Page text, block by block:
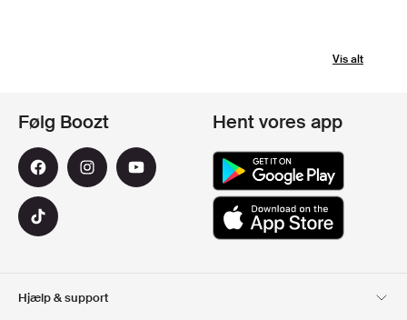
Vis alt
Hjælp & support
Følg Boozt Hent vores app